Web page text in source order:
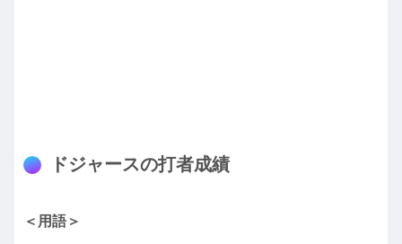
ドジャースの打者成績
＜用語＞